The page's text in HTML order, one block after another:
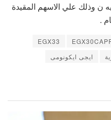
مليون جنيه ن وذلك علي الاسهم المقيدة
.
EGX33
ايجى ايكونومى